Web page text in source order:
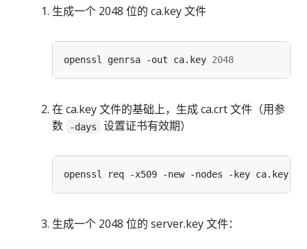
生成一个 2048 位的 ca.key 文件
openssl genrsa -out ca.key 2048
在 ca.key 文件的基础上，生成 ca.crt 文件（用参
数
-days 设置证书有效期）
openssl req -x509 -new -nodes -key ca.key -
生成一个 2048 位的 server.key 文件：